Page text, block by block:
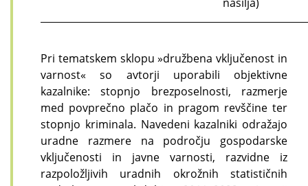
Pri tematskem sklopu »družbena vključenost in
varnost« so avtorji uporabili objektivne
kazalnike: stopnjo brezposelnosti, razmerje
med povprečno plačo in pragom revščine ter
stopnjo kriminala. Navedeni kazalniki odražajo
uradne razmere na področju gospodarske
vključenosti in javne varnosti, razvidne iz
razpoložljivih uradnih okrožnih statističnih